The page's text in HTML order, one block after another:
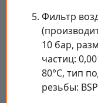
Фильтр
10 бар,
частиц:
80°C, тип
резьбы: